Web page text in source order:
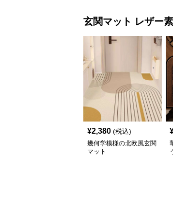
玄関マット レザー
¥2,380 (税込)
幾何学模様の北欧風玄関
マット